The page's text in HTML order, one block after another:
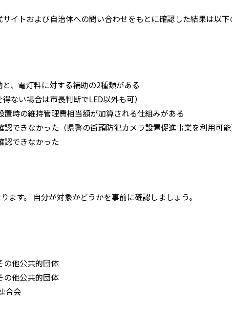
イトおよび自治体への問い合わせをもとに確認した結果は以下
、電灯料に対する補助の2種類がある
ない場合は市長判断でLED以外も可）
時の維持管理費相当額が加算される仕組みがある
できなかった（県警の街頭防犯カメラ設置促進事業を利用可能
認できなかった
す。 自分が対象かどうかを事前に確認しましょう。
の他公共的団体
の他公共的団体
合会